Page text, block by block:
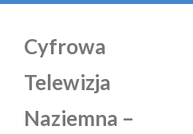
Cyfrowa
Telewizja
Naziemna –